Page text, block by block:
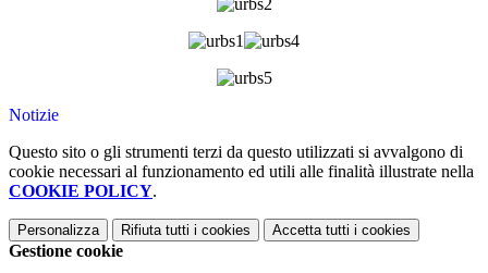
Notizie
Questo sito o gli strumenti terzi da questo utilizzati si avvalgono di
cookie necessari al funzionamento ed utili alle finalità illustrate nella
COOKIE POLICY.
Personalizza Rifiuta tutti i cookies Accetta tutti i cookies
Gestione cookie